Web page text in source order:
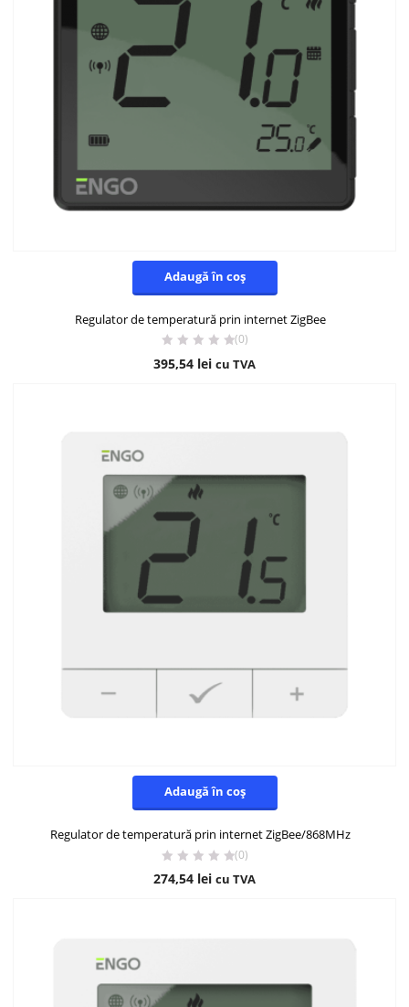
Adaugă în coș
Regulator de temperatură prin internet ZigBee
(0)
395,54 lei cu TVA
Adaugă în coș
Regulator de temperatură prin internet ZigBee/868MHz
(0)
274,54 lei cu TVA